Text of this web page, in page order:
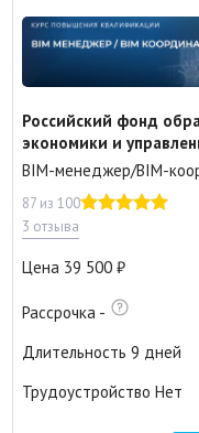
Российский фонд
экономики и
BIM-менеджер/BIM-
87 из 100
3 отзыва
Цена 39 500
Рассрочка -
Длительность 9 дней
Трудоустройство Нет